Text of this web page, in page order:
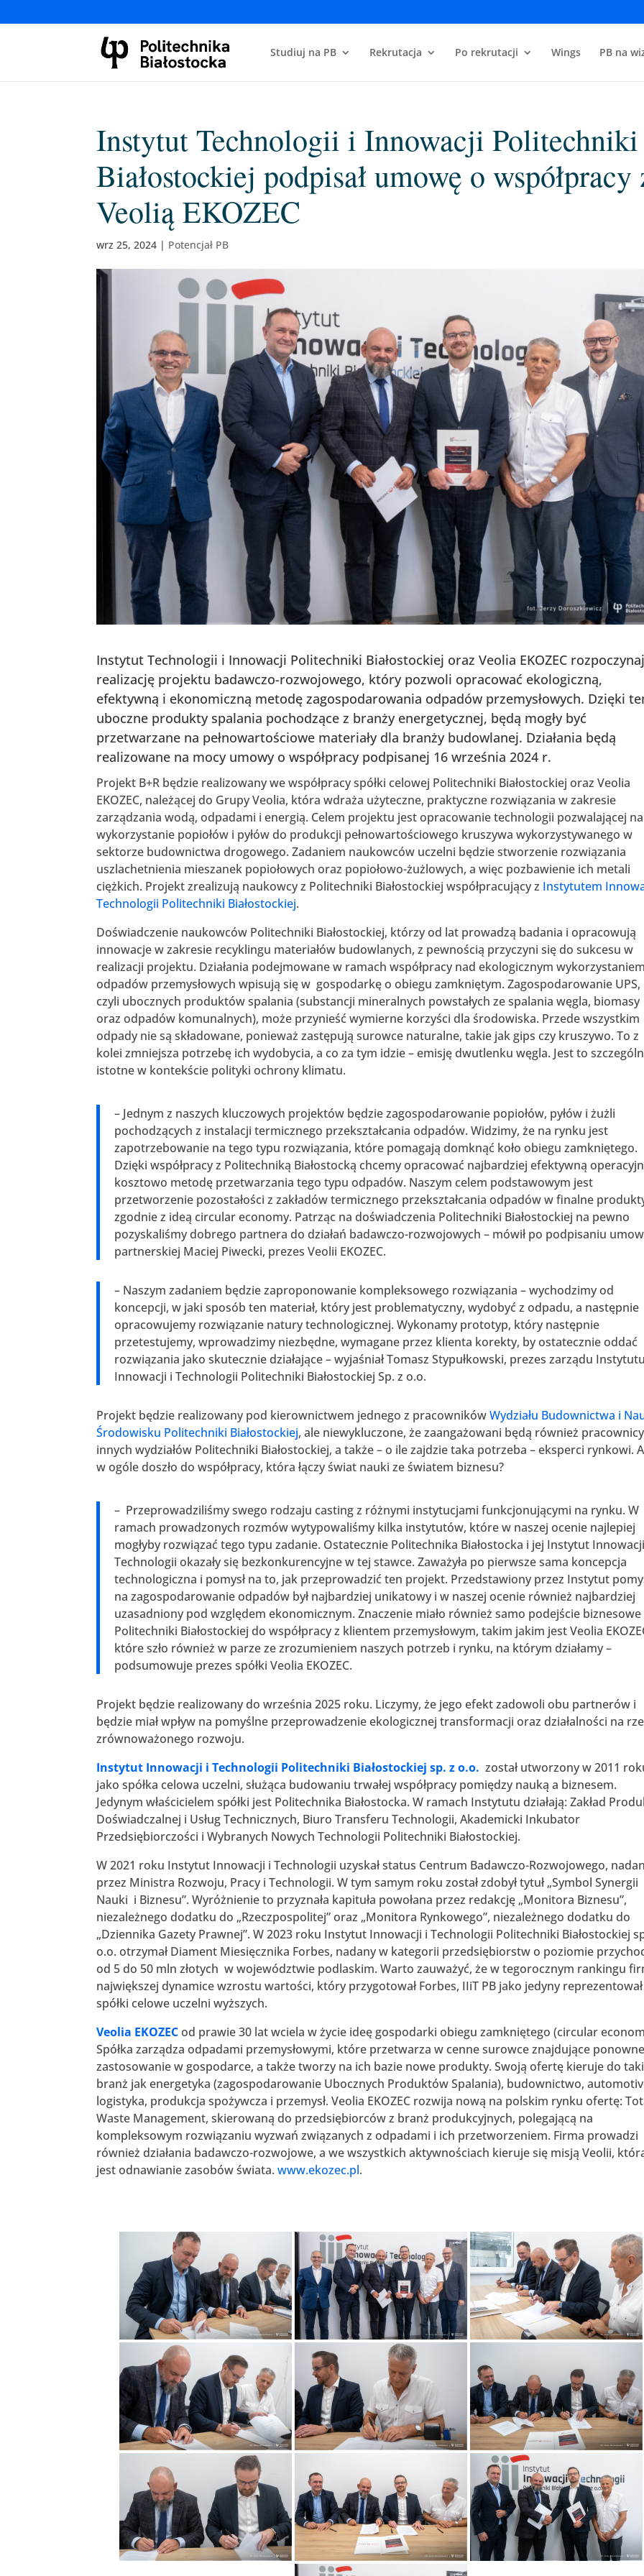
Studiuj na PB Rekrutacja Po rekrutacji Wings PB na
Instytut Technologii i Innowacji Politechniki
Białostockiej podpisał umowę o współpracy
Veolią EKOZEC
wrz 25, 2024 | Potencjał PB
Instytut Technologii i Innowacji Politechniki Białostockiej oraz Veolia EKOZEC
realizację projektu badawczo-rozwojowego, który pozwoli opracować ekologiczną,
efektywną i ekonomiczną metodę zagospodarowania odpadów przemysłowych. Dzięki
uboczne produkty spalania pochodzące z branży energetycznej, będą mogły być
przetwarzane na pełnowartościowe materiały dla branży budowlanej. Działania będą
realizowane na mocy umowy o współpracy podpisanej 16 września 2024 r.
Projekt B+R będzie realizowany we współpracy spółki celowej Politechniki Białostockiej oraz Veolia
EKOZEC, należącej do Grupy Veolia, która wdraża użyteczne, praktyczne rozwiązania w zakresie
zarządzania wodą, odpadami i energią. Celem projektu jest opracowanie technologii pozwalającej na
wykorzystanie popiołów i pyłów do produkcji pełnowartościowego kruszywa wykorzystywanego w
sektorze budownictwa drogowego. Zadaniem naukowców uczelni będzie stworzenie rozwiązania
uszlachetnienia mieszanek popiołowych oraz popiołowo-żużlowych, a więc pozbawienie ich metali
ciężkich. Projekt zrealizują naukowcy z Politechniki Białostockiej współpracujący z Instytutem
Technologii Politechniki Białostockiej.
Doświadczenie naukowców Politechniki Białostockiej, którzy od lat prowadzą badania i opracowują
innowacje w zakresie recyklingu materiałów budowlanych, z pewnością przyczyni się do sukcesu w
realizacji projektu. Działania podejmowane w ramach współpracy nad ekologicznym wykorzystaniem
odpadów przemysłowych wpisują się w gospodarkę o obiegu zamkniętym. Zagospodarowanie UPS,
czyli ubocznych produktów spalania (substancji mineralnych powstałych ze spalania węgla, biomasy
oraz odpadów komunalnych), może przynieść wymierne korzyści dla środowiska. Przede wszystkim
odpady nie są składowane, ponieważ zastępują surowce naturalne, takie jak gips czy kruszywo. To z
kolei zmniejsza potrzebę ich wydobycia, a co za tym idzie – emisję dwutlenku węgla. Jest to
istotne w kontekście polityki ochrony klimatu.
– Jednym z naszych kluczowych projektów będzie zagospodarowanie popiołów, pyłów i żużli
pochodzących z instalacji termicznego przekształcania odpadów. Widzimy, że na rynku jest
zapotrzebowanie na tego typu rozwiązania, które pomagają domknąć koło obiegu zamkniętego.
Dzięki współpracy z Politechniką Białostocką chcemy opracować najbardziej efektywną
kosztowo metodę przetwarzania tego typu odpadów. Naszym celem podstawowym jest
przetworzenie pozostałości z zakładów termicznego przekształcania odpadów w finalne
zgodnie z ideą circular economy. Patrząc na doświadczenia Politechniki Białostockiej na pewno
pozyskaliśmy dobrego partnera do działań badawczo-rozwojowych – mówił po podpisaniu
partnerskiej Maciej Piwecki, prezes Veolii EKOZEC.
– Naszym zadaniem będzie zaproponowanie kompleksowego rozwiązania – wychodzimy od
koncepcji, w jaki sposób ten materiał, który jest problematyczny, wydobyć z odpadu, a następnie
opracowujemy rozwiązanie natury technologicznej. Wykonamy prototyp, który następnie
przetestujemy, wprowadzimy niezbędne, wymagane przez klienta korekty, by ostatecznie oddać
rozwiązania jako skutecznie działające – wyjaśniał Tomasz Stypułkowski, prezes zarządu Instytutu
Innowacji i Technologii Politechniki Białostockiej Sp. z o.o.
Projekt będzie realizowany pod kierownictwem jednego z pracownikówWydziału Budownictwa i
Środowisku Politechniki Białostockiej, ale niewykluczone, że zaangażowani będą również
innych wydziałów Politechniki Białostockiej, a także – o ile zajdzie taka potrzeba – eksperci rynkowi.
w ogóle doszło do współpracy, która łączy świat nauki ze światem biznesu?
– Przeprowadziliśmy swego rodzaju casting z różnymi instytucjami funkcjonującymi na rynku. W
ramach prowadzonych rozmów wytypowaliśmy kilka instytutów, które w naszej ocenie najlepiej
mogłyby rozwiązać tego typu zadanie. Ostatecznie Politechnika Białostocka i jej Instytut
Technologii okazały się bezkonkurencyjne w tej stawce. Zaważyła po pierwsze sama koncepcja
technologiczna i pomysł na to, jak przeprowadzić ten projekt. Przedstawiony przez Instytut
na zagospodarowanie odpadów był najbardziej unikatowy i w naszej ocenie również najbardziej
uzasadniony pod względem ekonomicznym. Znaczenie miało również samo podejście biznesowe
Politechniki Białostockiej do współpracy z klientem przemysłowym, takim jakim jest Veolia
które szło również w parze ze zrozumieniem naszych potrzeb i rynku, na którym działamy –
podsumowuje prezes spółki Veolia EKOZEC.
Projekt będzie realizowany do września 2025 roku. Liczymy, że jego efekt zadowoli obu partnerów i
będzie miał wpływ na pomyślne przeprowadzenie ekologicznej transformacji oraz działalności na
zrównoważonego rozwoju.
Instytut Innowacji i Technologii Politechniki Białostockiej sp. z o.o. został utworzony w 2011
jako spółka celowa uczelni, służąca budowaniu trwałej współpracy pomiędzy nauką a biznesem.
Jedynym właścicielem spółki jest Politechnika Białostocka. W ramach Instytutu działają: Zakład
Doświadczalnej i Usług Technicznych, Biuro Transferu Technologii, Akademicki Inkubator
Przedsiębiorczości i Wybranych Nowych Technologii Politechniki Białostockiej.
W 2021 roku Instytut Innowacji i Technologii uzyskał status Centrum Badawczo-Rozwojowego,
przez Ministra Rozwoju, Pracy i Technologii. W tym samym roku został zdobył tytuł „Symbol Synergii
Nauki i Biznesu”. Wyróżnienie to przyznała kapituła powołana przez redakcję „Monitora Biznesu”,
niezależnego dodatku do „Rzeczpospolitej” oraz „Monitora Rynkowego”, niezależnego dodatku do
„Dziennika Gazety Prawnej”. W 2023 roku Instytut Innowacji i Technologii Politechniki Białostockiej
o.o. otrzymał Diament Miesięcznika Forbes, nadany w kategorii przedsiębiorstw o poziomie
od 5 do 50 mln złotych w województwie podlaskim. Warto zauważyć, że w tegorocznym rankingu
największej dynamice wzrostu wartości, który przygotował Forbes, IIiT PB jako jedyny reprezentował
spółki celowe uczelni wyższych.
Veolia EKOZEC od prawie 30 lat wciela w życie ideę gospodarki obiegu zamkniętego (circular
Spółka zarządza odpadami przemysłowymi, które przetwarza w cenne surowce znajdujące ponowne
zastosowanie w gospodarce, a także tworzy na ich bazie nowe produkty. Swoją ofertę kieruje do
branż jak energetyka (zagospodarowanie Ubocznych Produktów Spalania), budownictwo,
logistyka, produkcja spożywcza i przemysł. Veolia EKOZEC rozwija nową na polskim rynku ofertę:
Waste Management, skierowaną do przedsiębiorców z branż produkcyjnych, polegającą na
kompleksowym rozwiązaniu wyzwań związanych z odpadami i ich przetworzeniem. Firma prowadzi
również działania badawczo-rozwojowe, a we wszystkich aktywnościach kieruje się misją Veolii,
jest odnawianie zasobów świata.www.ekozec.pl.